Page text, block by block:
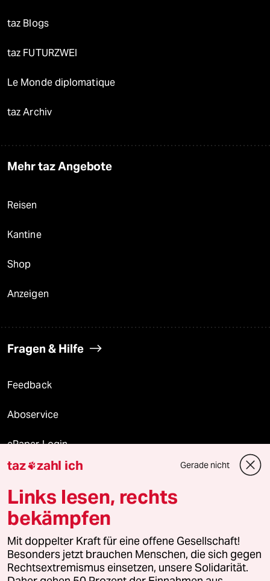
taz Blogs
taz FUTURZWEI
Le Monde diplomatique
taz Archiv
Mehr taz Angebote
Reisen
Kantine
Shop
Anzeigen
Fragen & Hilfe
Feedback
Aboservice
ePaper Login
Downloads für Abonnierende
© 2026 taz Verlags und Vertriebs GmbH
Alle Rechte vorbehalten. Bei rechtlichen Fragen oder für Genehmigungen
wenden Sie sich bitte an
lizenzen@taz.de
taz zahl ich Gerade nicht
Links lesen, rechts
bekämpfen
Mit doppelter Kraft für eine offene Gesellschaft!
Besonders jetzt brauchen Menschen, die sich gegen
Rechtsextremismus einsetzen, unsere Solidarität.